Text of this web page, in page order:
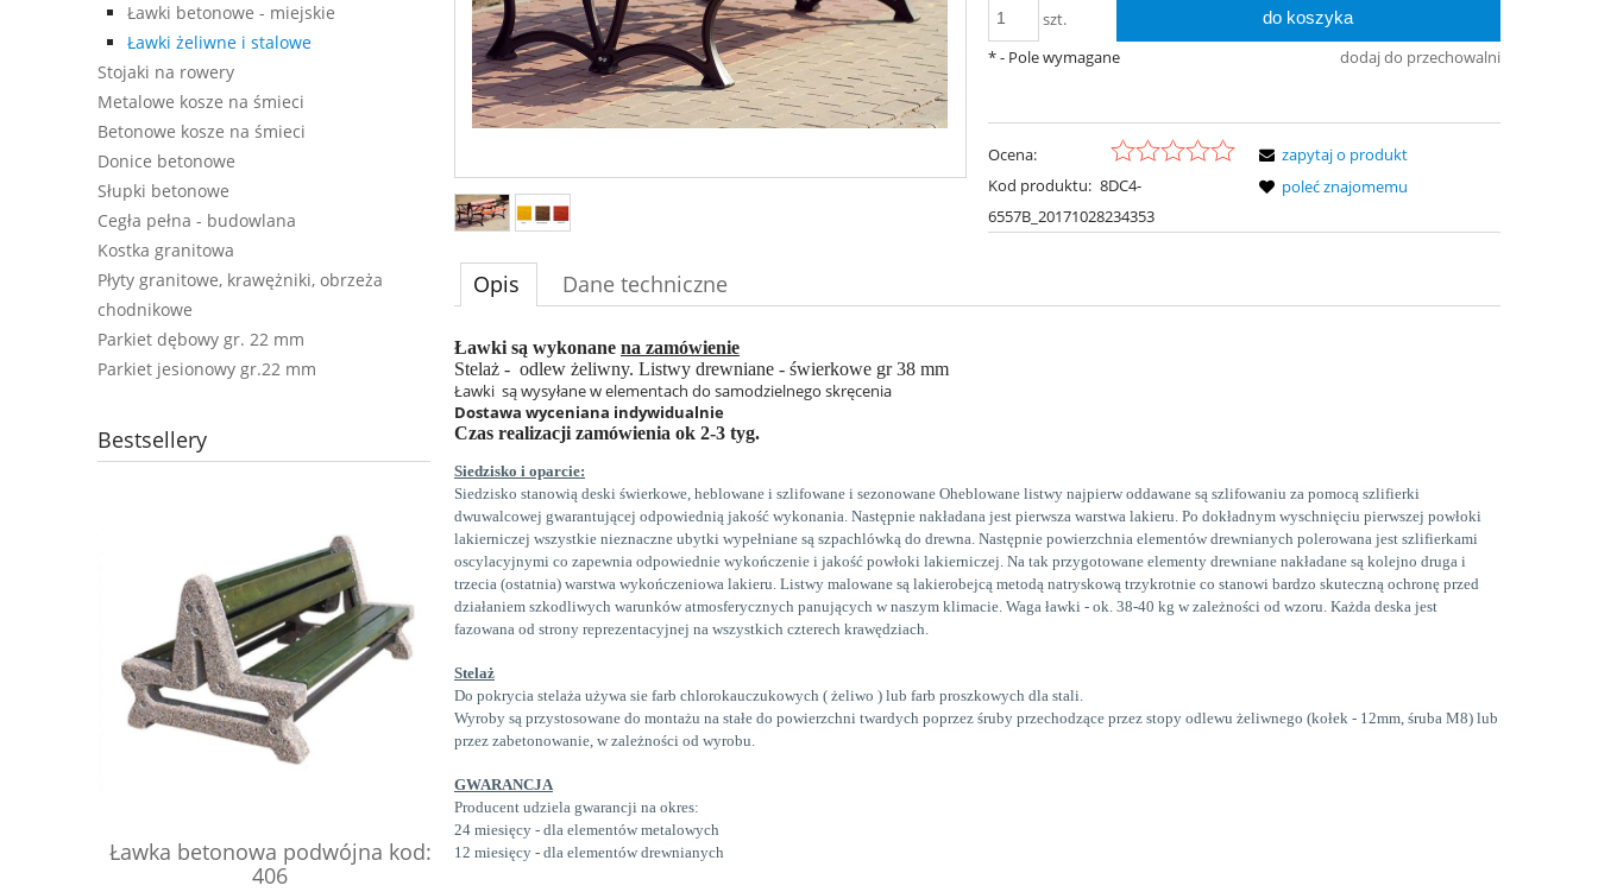
Ławki betonowe - miejskie
Ławki żeliwne i stalowe
Stojaki na rowery
Metalowe kosze na śmieci
Betonowe kosze na śmieci
Donice betonowe
Słupki betonowe
Cegła pełna - budowlana
Kostka granitowa
Płyty granitowe, krawężniki, obrzeża
chodnikowe
Parkiet dębowy gr. 22 mm
Parkiet jesionowy gr.22 mm
Bestsellery
Ławka betonowa podwójna kod:
406
Ławka SPARTAN - stalowa
szt. do koszyka
dodaj do przechowalni
*- Pole wymagane
Ocena:
Kod produktu: 8DC4-
6557B_20171028234353
zapytaj o produkt
poleć znajomemu
Opis Dane techniczne
Ławki są wykonane na zamówienie
Stelaż - odlew żeliwny. Listwy drewniane - świerkowe gr 38 mm
Ławki są wysyłane w elementach do samodzielnego skręcenia
Dostawa wyceniana indywidualnie
Czas realizacji zamówienia ok 2-3 tyg.
Siedzisko i oparcie:
Siedzisko stanowią deski świerkowe, heblowane i szlifowane i sezonowane Oheblowane listwy najpierw oddawane są szlifowaniu za pomocą szlifierki
dwuwalcowej gwarantującej odpowiednią jakość wykonania. Następnie nakładana jest pierwsza warstwa lakieru. Po dokładnym wyschnięciu pierwszej powłoki
lakierniczej wszystkie nieznaczne ubytki wypełniane są szpachlówką do drewna. Następnie powierzchnia elementów drewnianych polerowana jest szlifierkami
oscylacyjnymi co zapewnia odpowiednie wykończenie i jakość powłoki lakierniczej. Na tak przygotowane elementy drewniane nakładane są kolejno druga i
trzecia (ostatnia) warstwa wykończeniowa lakieru. Listwy malowane są lakierobejcą metodą natryskową trzykrotnie co stanowi bardzo skuteczną ochronę przed
działaniem szkodliwych warunków atmosferycznych panujących w naszym klimacie. Waga ławki - ok. 38-40 kg w zależności od wzoru. Każda deska jest
fazowana od strony reprezentacyjnej na wszystkich czterech krawędziach.
Stelaż
Do pokrycia stelaża używa sie farb chlorokauczukowych ( żeliwo ) lub farb proszkowych dla stali.
Wyroby są przystosowane do montażu na stałe do powierzchni twardych poprzez śruby przechodzące przez stopy odlewu żeliwnego (kołek - 12mm, śruba M8) lub
przez zabetonowanie, w zależności od wyrobu.
GWARANCJA
Producent udziela gwarancji na okres:
24 miesięcy - dla elementów metalowych
12 miesięcy - dla elementów drewnianych